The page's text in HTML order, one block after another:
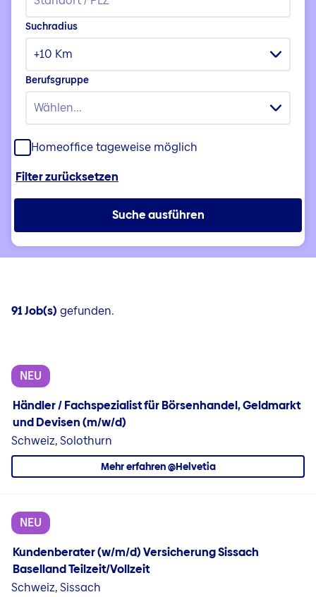
Suchradius
+10 Km
Berufsgruppe
Wählen...
Homeoffice tageweise möglich
Filter zurücksetzen
Suche ausführen
91 Job(s) gefunden.
NEU
Händler / Fachspezialist für Börsenhandel, Geldmarkt
und Devisen (m/w/d)
Schweiz, Solothurn
Mehr erfahren @Helvetia
NEU
Kundenberater (w/m/d) Versicherung Sissach
Baselland Teilzeit/Vollzeit
Schweiz, Sissach